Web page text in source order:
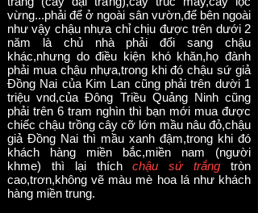
vừng...phải để ở ngoài sân vườn,để bên ngoài
như vậy chậu nhựa chỉ chịu được trên dưới 2
năm là chủ nhà phải đổi sang chậu
khác,nhưng do điều kiện khó khăn,họ đành
phải mua chậu nhựa,trong khi đó chậu sứ giả
Đồng Nai của Kim Lan cũng phải trên dười 1
triệu vnd,của Đông Triều Quảng Ninh cũng
phải trên 6 tram nghìn thì bạn mới mua được
chiếc chậu trồng cây cỡ lớn mầu nâu đỏ,chậu
giả Đồng Nai thì mầu xanh đậm,trong khi đó
khách hàng miền bắc,miền nam (người
khme) thì lại thíchchậu sứ trắng tròn
cao,trơn,không vẽ màu mè hoa lá như khách
hàng miền trung.